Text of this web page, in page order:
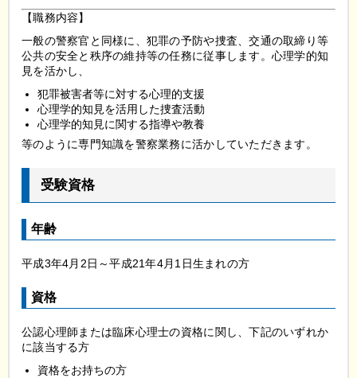
【職務内容】
一般の警察官と同様に、犯罪の予防や捜査、交通の取締り等
公共の安全と秩序の維持等の任務に従事します。心理学的知
見を活かし、
犯罪被害者等に対する心理的支援
心理学的知見を活用した捜査活動
心理学的知見に関する指導や教養
等のように専門知識を警察業務に活かしていただきます。
受験資格
年齢
平成3年4月2日～平成21年4月1日生まれの方
資格
公認心理師または臨床心理士の資格に関し、下記のいずれか
に該当する方
資格をお持ちの方